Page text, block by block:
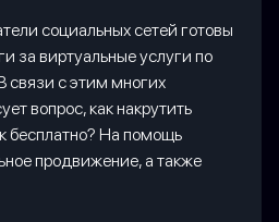
социальных сетей готовы
за виртуальные услуги по
связи с этим многих
вопрос, как накрутить
бесплатно? На помощь
продвижение, а также